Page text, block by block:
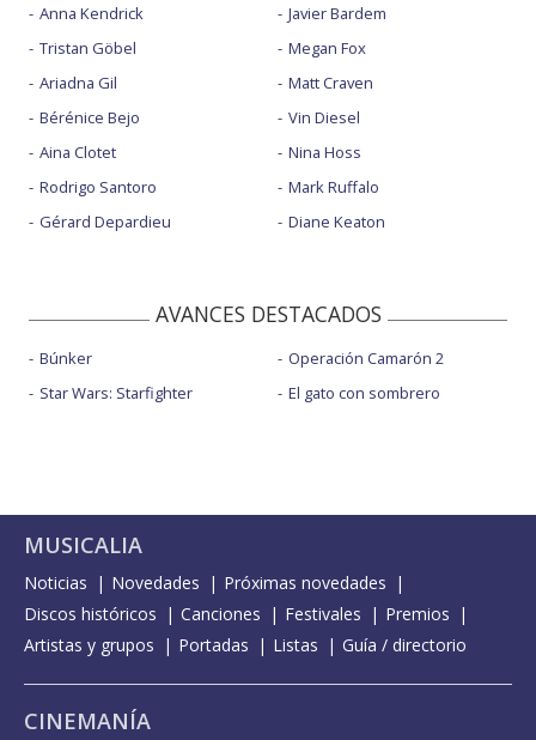
Anna Kendrick
Tristan Göbel
Ariadna Gil
Bérénice Bejo
Aina Clotet
Rodrigo Santoro
Gérard Depardieu
Javier Bardem
Megan Fox
Matt Craven
Vin Diesel
Nina Hoss
Mark Ruffalo
Diane Keaton
AVANCES DESTACADOS
Búnker
Star Wars: Starfighter
Operación Camarón 2
El gato con sombrero
MUSICALIA
Noticias Novedades
Próximas novedades
Discos históricos
Canciones Festivales
Premios
Artistas y grupos
Portadas Listas Guía / directorio
CINEMANÍA